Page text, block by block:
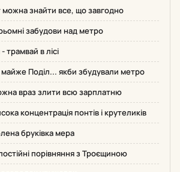
можна знайти все, що завгодно
забудови над метро
в лісі
Поділ... якби збудували метро
враз злити всю зарплатню
концентрація понтів і крутеликів
бруківка мера
порівняння з Троєщиною